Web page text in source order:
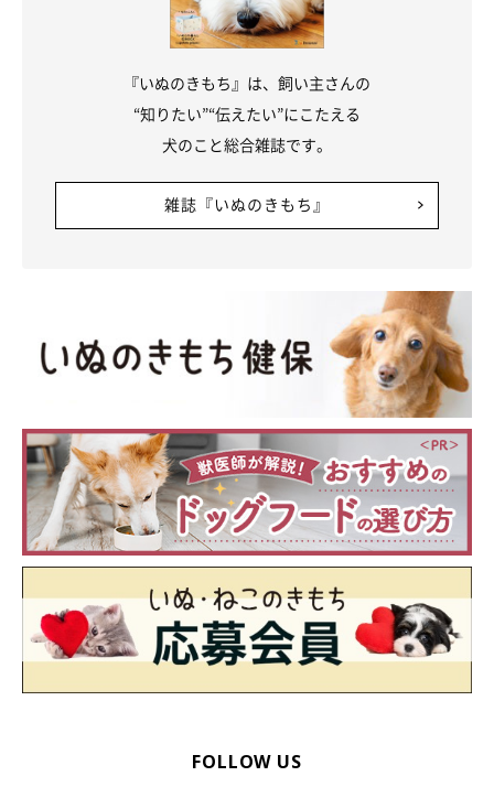
『いぬのきもち』は、飼い主さんの
“知りたい”“伝えたい”にこたえる
犬のこと総合雑誌です。
雑誌『いぬのきもち』
FOLLOW US